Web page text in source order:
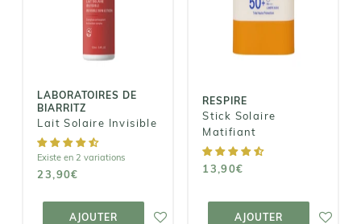
LABORATOIRES DE
BIARRITZ
Lait Solaire Invisible
Existe en 2 variations
23,90€
AJOUTER
Lait Solaire
Invisible
23,90€
AJOUTER AU
PANIER
RESPIRE
Stick Solaire
Matifiant
13,90€
AJOUTER
Stick Solaire
Matifiant
13,90€
AJOUTER AU
PANIER